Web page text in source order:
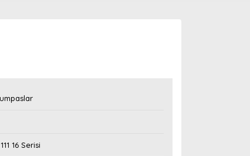
16 Serisi